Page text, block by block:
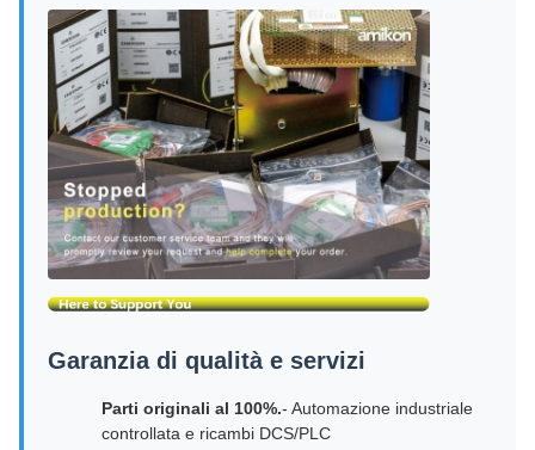
Garanzia di qualità e servizi
Parti originali al 100%.- Automazione industriale
controllata e ricambi DCS/PLC